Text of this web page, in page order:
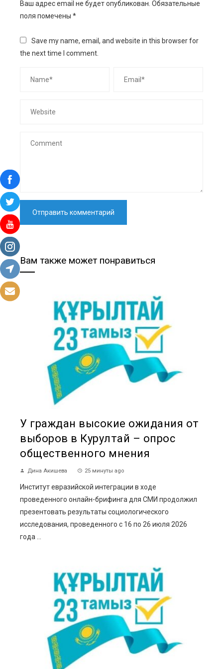
Ваш адрес email не будет опубликован. Обязательные
поля помечены *
Save my name, email, and website in this browser for
the next time I comment.
Вам также может понравиться
У граждан высокие ожидания от
выборов в Курултай – опрос
общественного мнения
Дина Акишева 25 минуты ago
Институт евразийской интеграции в ходе
проведенного онлайн-брифинга для СМИ продолжил
презентовать результаты социологического
исследования, проведенного с 16 по 26 июля 2026
года ...